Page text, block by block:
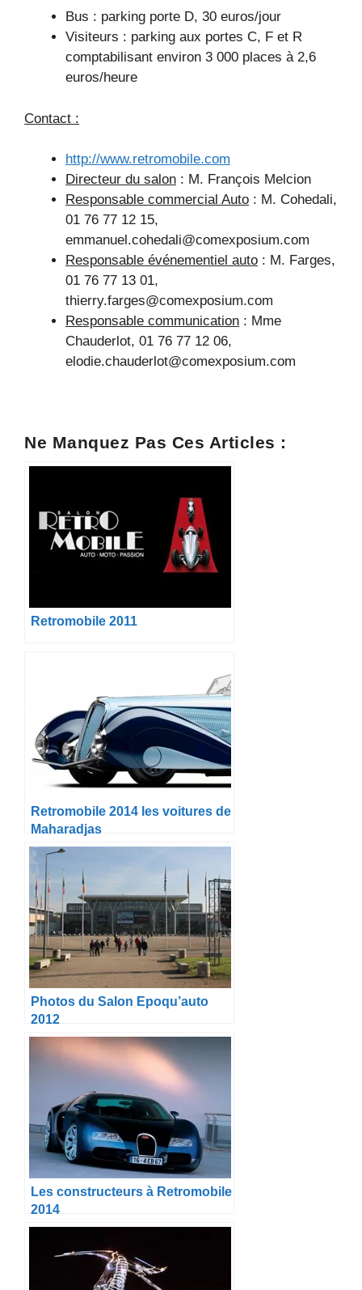
Bus : parking porte D, 30 euros/jour
Visiteurs : parking aux portes C, F et R
comptabilisant environ 3 000 places à 2,6
euros/heure
Contact :
http://www.retromobile.com
Directeur du salon : M. François Melcion
Responsable commercial Auto : M. Cohedali,
01 76 77 12 15,
emmanuel.cohedali@comexposium.com
Responsable événementiel auto : M. Farges,
01 76 77 13 01,
thierry.farges@comexposium.com
Responsable communication : Mme
Chauderlot, 01 76 77 12 06,
elodie.chauderlot@comexposium.com
Ne Manquez Pas Ces Articles :
Retromobile 2011
Retromobile 2014 les voitures de
Maharadjas
Photos du Salon Epoqu’auto
2012
Les constructeurs à Retromobile
2014